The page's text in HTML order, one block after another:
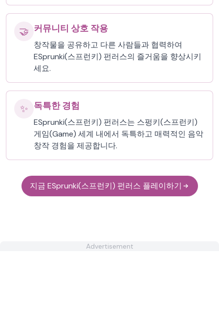
🤝 커뮤니티 상호 작용
창작물을 공유하고 다른 사람들과 협력하여
ESprunki(스프런키) 펀러스의 즐거움을 향상시키
세요.
✨ 독특한 경험
ESprunki(스프런키) 펀러스는 스펑키(스프런키)
게임(Game) 세계 내에서 독특하고 매력적인 음악
창작 경험을 제공합니다.
지금 ESprunki(스프런키) 펀러스 플레이하기
Advertisement